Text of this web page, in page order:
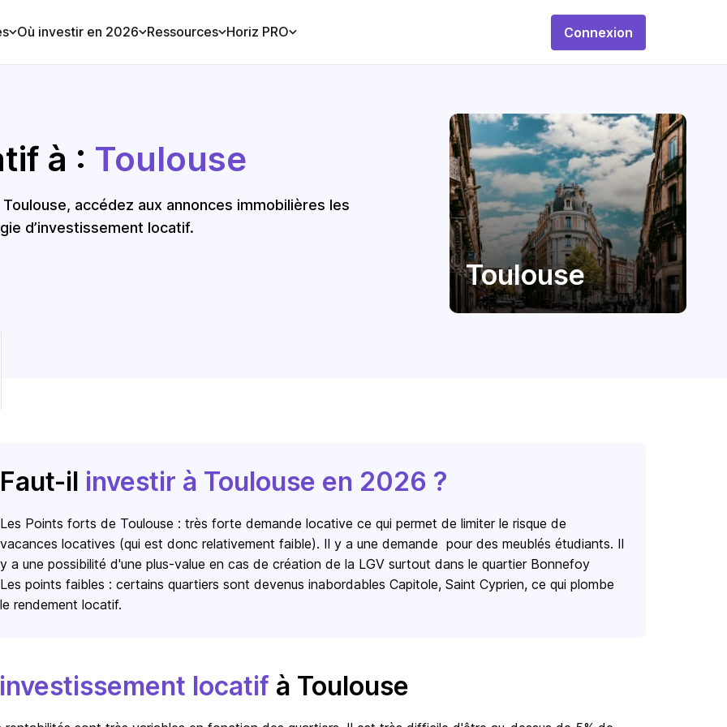
Où investir en 2026 Ressources Horiz PRO Connexion
à : Toulouse
accédez aux annonces immobilières les
d’investissement locatif.
Toulouse
Faut-il investir à Toulouse en 2026 ?
Les Points forts de Toulouse : très forte demande locative ce qui permet de limiter le risque de
vacances locatives (qui est donc relativement faible). Il y a une demande  pour des meublés étudiants. Il
y a une possibilité d'une plus-value en cas de création de la LGV surtout dans le quartier Bonnefoy
Les points faibles : certains quartiers sont devenus inabordables Capitole, Saint Cyprien, ce qui plombe
le rendement locatif.
locatif à Toulouse